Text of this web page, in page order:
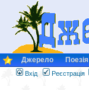
Джерело Поезія
Вхід Реєстрація